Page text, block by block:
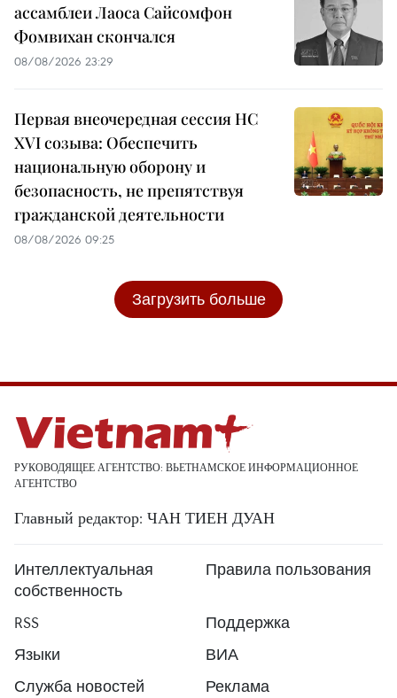
ассамблеи Лаоса Сайсомфон
Фомвихан скончался
08/08/2026 23:29
Первая внеочередная сессия НС
XVI созыва: Обеспечить
национальную оборону и
безопасность, не препятствуя
гражданской деятельности
08/08/2026 09:25
Загрузить больше
РУКОВОДЯЩЕЕ АГЕНТСТВО: ВЬЕТНАМСКОЕ ИНФОРМАЦИОННОЕ
АГЕНТСТВО
Главный редактор: ЧАН ТИЕН ДУАН
Интеллектуальная
собственность
Правила пользования
RSS
Поддержка
Языки
ВИА
Служба новостей
Реклама